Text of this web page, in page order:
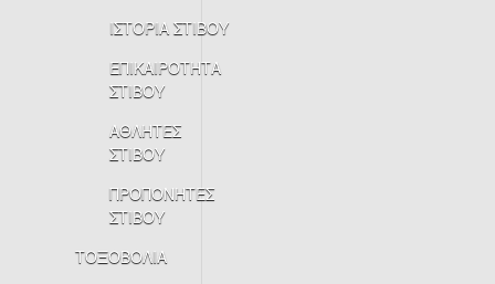
ΙΣΤΟΡΙΑ ΣΤΙΒΟΥ
ΕΠΙΚΑΙΡΟΤΗΤΑ
ΣΤΙΒΟΥ
ΑΘΛΗΤΕΣ
ΣΤΙΒΟΥ
ΠΡΟΠΟΝΗΤΕΣ
ΣΤΙΒΟΥ
ΤΟΞΟΒΟΛΙΑ